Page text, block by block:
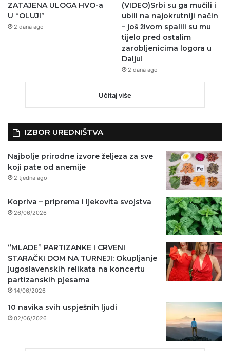
ZATAJENA ULOGA HVO-a
U “OLUJI”
2 dana ago
(VIDEO)Srbi su ga mučili i
ubili na najokrutniji način
– još živom spalili su mu
tijelo pred ostalim
zarobljenicima logora u
Dalju!
2 dana ago
Učitaj više
IZBOR UREDNIŠTVA
Najbolje prirodne izvore željeza za sve
koji pate od anemije
2 tjedna ago
Kopriva – priprema i ljekovita svojstva
26/06/2026
“MLADE” PARTIZANKE I CRVENI
STARAČKI DOM NA TURNEJI: Okupljanje
jugoslavenskih relikata na koncertu
partizanskih pjesama
14/06/2026
10 navika svih uspješnih ljudi
02/06/2026